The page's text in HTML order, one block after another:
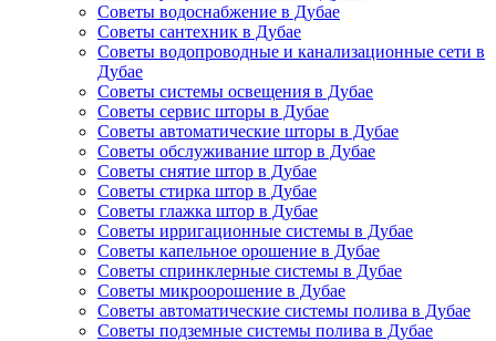
Советы водоснабжение в Дубае
Советы сантехник в Дубае
Советы водопроводные и канализационные сети в
Дубае
Советы системы освещения в Дубае
Советы сервис шторы в Дубае
Советы автоматические шторы в Дубае
Советы обслуживание штор в Дубае
Советы снятие штор в Дубае
Советы стирка штор в Дубае
Советы глажка штор в Дубае
Советы ирригационные системы в Дубае
Советы капельное орошение в Дубае
Советы спринклерные системы в Дубае
Советы микроорошение в Дубае
Советы автоматические системы полива в Дубае
Советы подземные системы полива в Дубае